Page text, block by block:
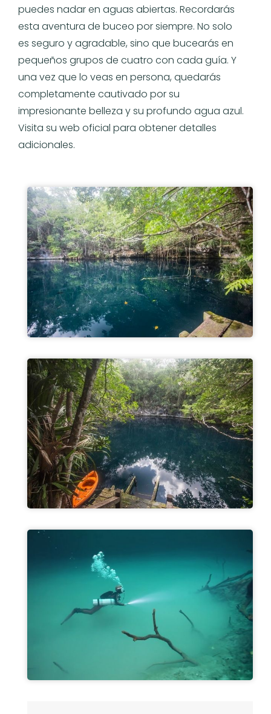
puedes nadar en aguas abiertas. Recordarás
esta aventura de buceo por siempre. No solo
es seguro y agradable, sino que bucearás en
pequeños grupos de cuatro con cada guía. Y
una vez que lo veas en persona, quedarás
completamente cautivado por su
impresionante belleza y su profundo agua azul.
Visita su web oficial para obtener detalles
adicionales.